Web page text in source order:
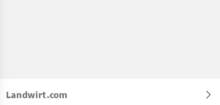
Landwirt.com